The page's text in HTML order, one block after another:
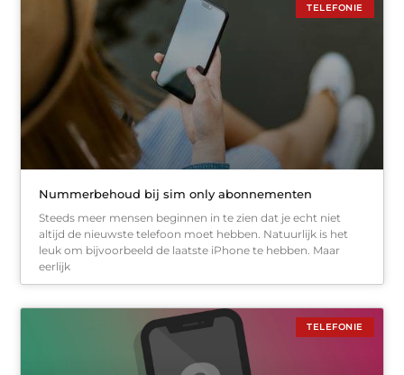
TELEFONIE
Nummerbehoud bij sim only abonnementen
Steeds meer mensen beginnen in te zien dat je echt niet
altijd de nieuwste telefoon moet hebben. Natuurlijk is het
leuk om bijvoorbeeld de laatste iPhone te hebben. Maar
eerlijk
TELEFONIE